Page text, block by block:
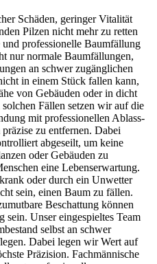
Schäden, geringer Vitalität
Pilzen nicht mehr zu retten
professionelle Baumfällung
nur normale Baumfällungen,
an schwer zugänglichen
in einem Stück fallen kann,
von Gebäuden oder in dicht
Fällen setzen wir auf die
mit professionellen Ablass-
zu entfernen. Dabei
abgeseilt, um keine
oder Gebäuden zu
eine Lebenserwartung.
oder durch ein Unwetter
sein, einen Baum zu fällen.
Beschattung können
Unser eingespieltes Team
selbst an schwer
Dabei legen wir Wert auf
Präzision. Fachmännische